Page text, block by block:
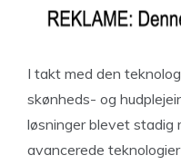
I takt med den
skønheds- og
løsninger blevet stadig
avancerede